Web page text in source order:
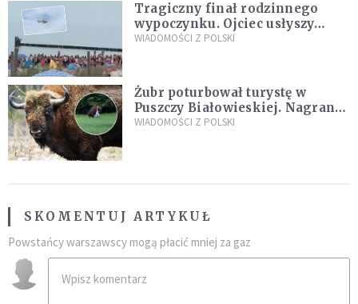
Tragiczny finał rodzinnego
wypoczynku. Ojciec usłyszy
zarzuty
WIADOMOŚCI Z POLSKI
Żubr poturbował turystę w
Puszczy Białowieskiej. Nagranie
daje do myślenia
WIADOMOŚCI Z POLSKI
SKOMENTUJ ARTYKUŁ
Powstańcy warszawscy mogą płacić mniej za gaz